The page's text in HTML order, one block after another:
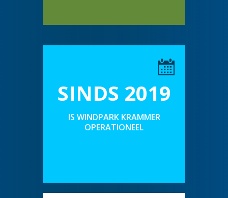
SINDS 2019
IS WINDPARK KRAMMER
OPERATIONEEL